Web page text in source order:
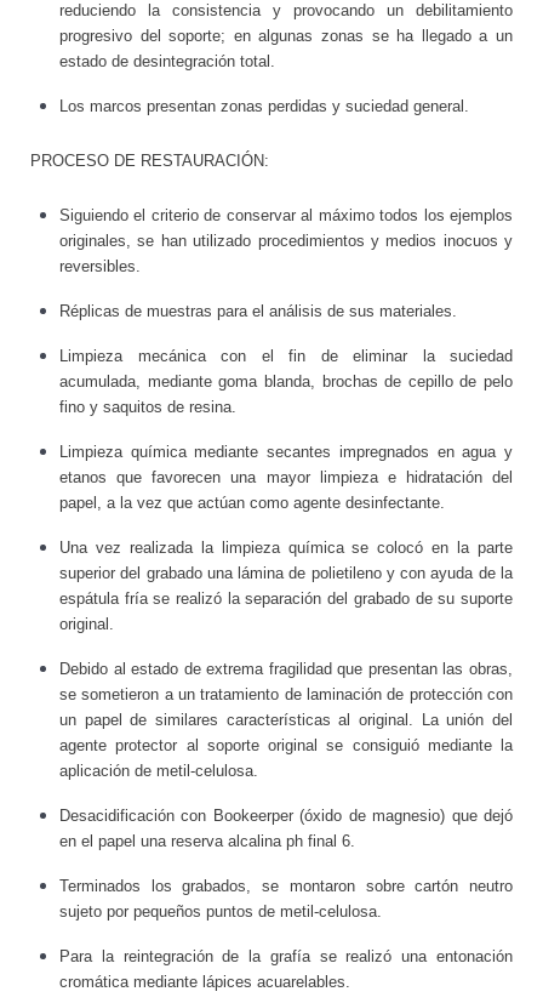
reduciendo la consistencia y provocando un debilitamiento
progresivo del soporte; en algunas zonas se ha llegado a un
estado de desintegración total.
Los marcos presentan zonas perdidas y suciedad general.
PROCESO DE RESTAURACIÓN:
Siguiendo el criterio de conservar al máximo todos los ejemplos
originales, se han utilizado procedimientos y medios inocuos y
reversibles.
Réplicas de muestras para el análisis de sus materiales.
Limpieza mecánica con el fin de eliminar la suciedad
acumulada, mediante goma blanda, brochas de cepillo de pelo
fino y saquitos de resina.
Limpieza química mediante secantes impregnados en agua y
etanos que favorecen una mayor limpieza e hidratación del
papel, a la vez que actúan como agente desinfectante.
Una vez realizada la limpieza química se colocó en la parte
superior del grabado una lámina de polietileno y con ayuda de la
espátula fría se realizó la separación del grabado de su suporte
original.
Debido al estado de extrema fragilidad que presentan las obras,
se sometieron a un tratamiento de laminación de protección con
un papel de similares características al original. La unión del
agente protector al soporte original se consiguió mediante la
aplicación de metil-celulosa.
Desacidificación con Bookeerper (óxido de magnesio) que dejó
en el papel una reserva alcalina ph final 6.
Terminados los grabados, se montaron sobre cartón neutro
sujeto por pequeños puntos de metil-celulosa.
Para la reintegración de la grafía se realizó una entonación
cromática mediante lápices acuarelables.